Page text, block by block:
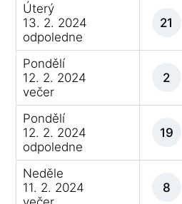
Úterý
13. 2. 2024
odpoledne
21
Pondělí
12. 2. 2024
večer
2
Pondělí
12. 2. 2024
odpoledne
19
Neděle
11. 2. 2024
8